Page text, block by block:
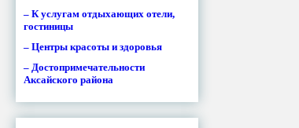
– К услугам отдыхающих отели,
гостиницы
– Центры красоты и здоровья
– Достопримечательности
Аксайского района